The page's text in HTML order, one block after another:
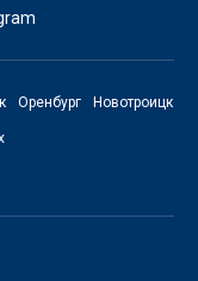
Оренбург Новотроицк